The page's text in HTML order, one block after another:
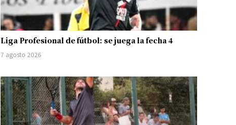
Liga Profesional de fútbol: se juega la fecha 4
7 agosto 2026